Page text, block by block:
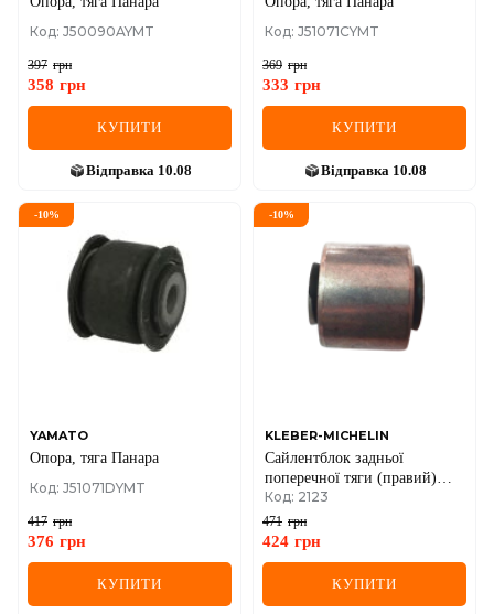
Код: J50090AYMT
397 грн
358 грн
КУПИТИ
Відправка 10.08
Код: J51071CYMT
369 грн
333 грн
КУПИТИ
Відправка 10.08
-10%
YAMATO
Опора, тяга Панара
Код: J51071DYMT
417 грн
376 грн
КУПИТИ
-10%
KLEBER-MICHELIN
Сайлентблок задньої
поперечної тяги (правий)
(44х44х12) Renault Trafic +
Opel Vivaro 01->
Код: 2123
471 грн
424 грн
КУПИТИ